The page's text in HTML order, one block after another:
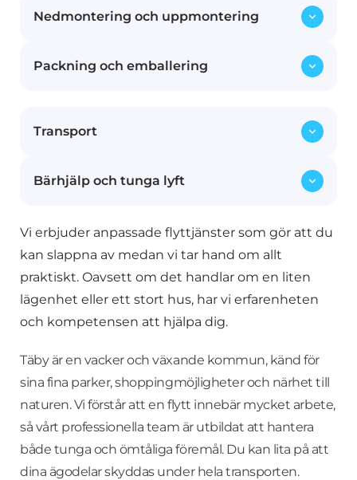
Nedmontering och uppmontering
Vi hjälper dig att skruva isär möblerna inför
till att dina möbler hanteras med omsorg.
Packning och emballering
Allt från ömtåliga föremål till större möbler
packas och emballeras noggrant med vårt
dina ägodelar under transporten.
Transport
Med våra moderna och säkra flyttfordon
till ditt nya hem, oavsett om det är inom
Stockholm eller till en annan stad.
Bärhjälp och tunga lyft
Våra starka och erfarna medarbetare ser till
att även tunga och otympliga föremål flyttas
säkert. Vi tar hand om både småsaker och
större möbler, inklusive piano och
Vi erbjuder anpassade flyttjänster som gör att du
kan slappna av medan vi tar hand om allt
praktiskt. Oavsett om det handlar om en liten
lägenhet eller ett stort hus, har vi erfarenheten
och kompetensen att hjälpa dig.
Täby är en vacker och växande kommun, känd för
sina fina parker, shoppingmöjligheter och närhet till
naturen. Vi förstår att en flytt innebär mycket arbete,
så vårt professionella team är utbildat att hantera
både tunga och ömtåliga föremål. Du kan lita på att
dina ägodelar skyddas under hela transporten.